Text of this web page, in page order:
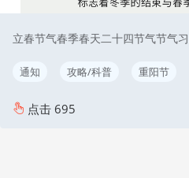
通知 攻略/科普 重阳节
点击 695